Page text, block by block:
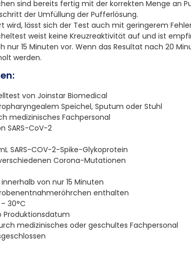
sind bereits fertig mit der korrekten Menge an
der Umfüllung der Pufferlösung.
wird, lässt sich der Test auch mit geringerem
weist keine Kreuzreaktivität auf und ist
nur 15 Minuten vor. Wenn das Resultat nach 20
werden.
von Joinstar Biomedical
Speichel, Sputum oder Stuhl
medizinisches Fachpersonal
SARS-CoV-2
SARS-COV-2-Spike-Glykoprotein
Corona-Mutationen
von nur 15 Minuten
enthalten
30°C
Produktionsdatum
medizinisches oder geschultes Fachpersonal